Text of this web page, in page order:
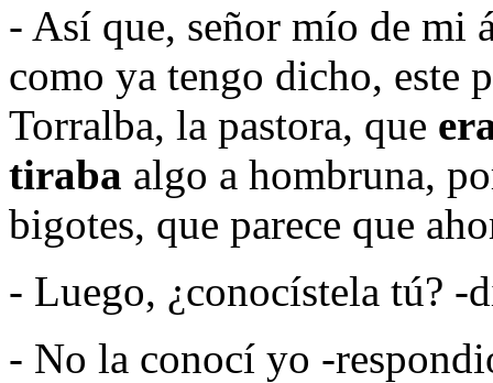
- Así que, señor mío de mi
como ya tengo dicho, este
Torralba, la pastora, que
tiraba algo a hombruna,
bigotes, que parece que
- Luego, ¿conocístela tú?
- No la conocí yo -